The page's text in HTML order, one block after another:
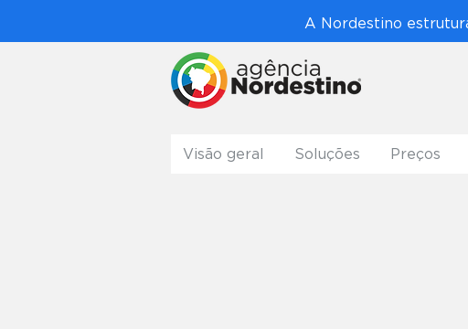
A Nordestino
Visão geral Soluções Preços